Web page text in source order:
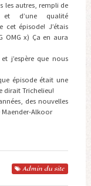
les autres, rempli de
d’une qualité
cet épisode! J’étais
OMG x) Ça en aura
j’espère que nous
épisode était une
dirait Trichelieu!
des nouvelles
Alkoor
Admin du site